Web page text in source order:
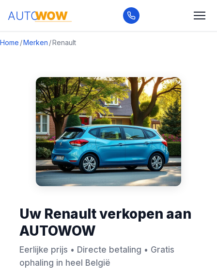
Home /Merken /Renault
Uw Renault verkopen aan
AUTOWOW
Eerlijke prijs • Directe betaling • Gratis
ophaling in heel België